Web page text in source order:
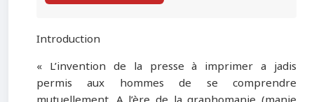
Introduction
« L’invention de la presse à imprimer a jadis
permis aux hommes de se comprendre